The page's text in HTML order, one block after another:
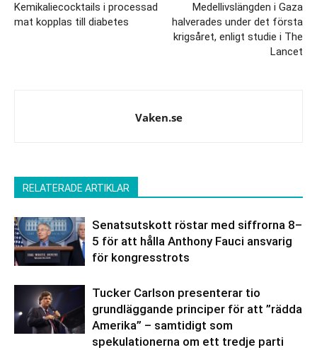
Kemikaliecocktails i processad
mat kopplas till diabetes
Medellivslängden i Gaza
halverades under det första
krigsåret, enligt studie i The
Lancet
Vaken.se
RELATERADE ARTIKLAR
Senatsutskott röstar med siffrorna 8–
5 för att hålla Anthony Fauci ansvarig
för kongresstrots
Tucker Carlson presenterar tio
grundläggande principer för att ”rädda
Amerika” – samtidigt som
spekulationerna om ett tredje parti